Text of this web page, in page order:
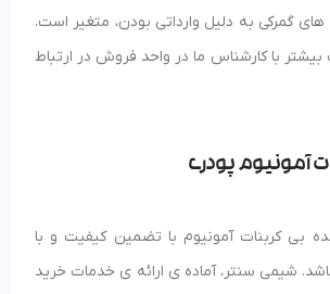
های گمرکی به دلیل وارداتی بودن، متغیر است.
با کارشناس ما در واحد فروش در ارتباط
آمونیوم پودری
بی کربنات آمونیوم با تضمین کیفیت و با
شیمی سنتر، آماده ی ارائه ی خدمات خرید